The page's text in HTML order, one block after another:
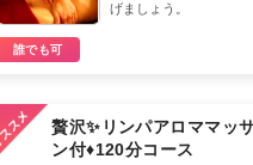
げましょう。
誰でも可
贅沢✨リンパアロママッ
ン付♦︎120分コース